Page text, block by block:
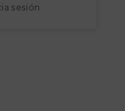
sesión